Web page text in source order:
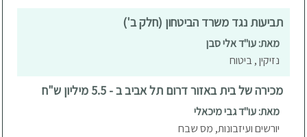
תביעות נגד משרד הביטחון (חלק ב')
מאת: עו"ד אלי סבן
נזיקין , ביטוח
מכירה של בית באזור דרום תל אביב ב - 5.5 מיליון ש"ח
מאת: עו"ד גבי מיכאלי
יורשים ועיזבונות, מס שבח